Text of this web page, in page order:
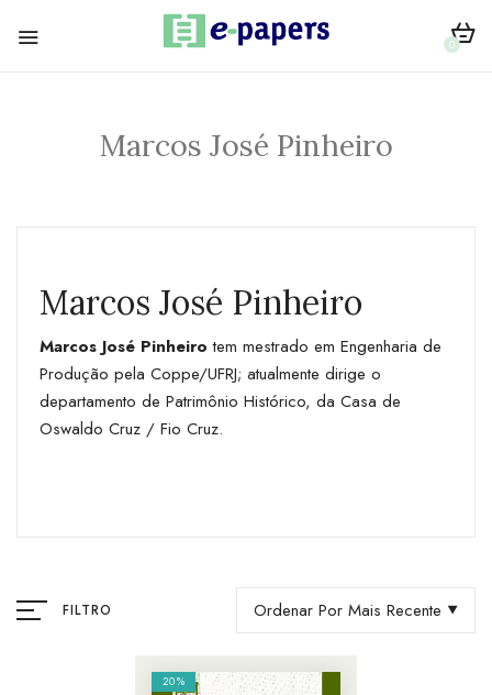
0
Marcos José Pinheiro
Marcos José Pinheiro
Marcos José Pinheirotem mestrado em Engenharia de
Produção pela Coppe/UFRJ; atualmente dirige o
departamento de Patrimônio Histórico, da Casa de
Oswaldo Cruz / Fio Cruz.
FILTRO Ordenar Por Mais Recente
20%